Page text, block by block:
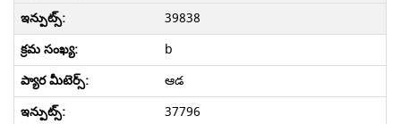
39838
b
ఆడ
37796